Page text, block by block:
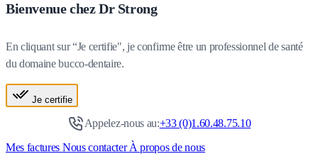
Bienvenue chez Dr Strong
En cliquant sur “Je certifie", je confirme être un professionnel de santé
du domaine bucco-dentaire.
Je certifie
Appelez-nous au:+33 (0)1.60.48.75.10
Mes factures Nous contacterÀ propos de nous